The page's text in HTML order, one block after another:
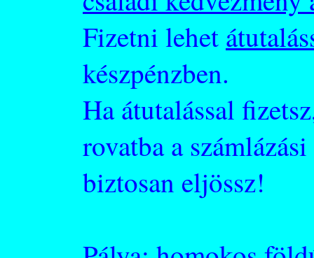
Fizetni lehet
készpénzben.
Ha átutalással
rovatba a
biztosan eljössz!